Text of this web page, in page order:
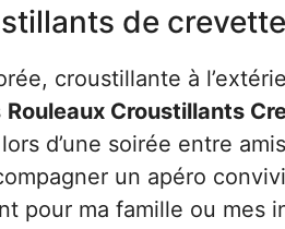
de
croustillante à
Rouleaux Croustillants
d’une soirée entre
un apéro
pour ma famille ou mes